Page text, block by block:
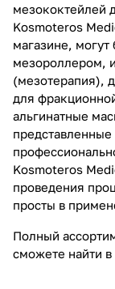
мезококтейлей
Kosmoteros
магазине,
мезороллером,
(мезотерапия),
для
альгинатные
Kosmoteros
проведения
просты в
Полный
сможете найти в